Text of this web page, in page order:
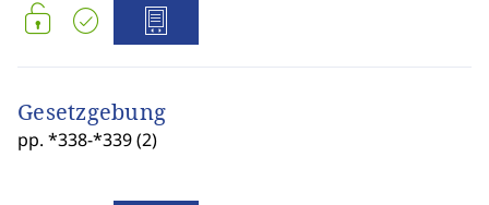
Gesetzgebung
pp. *338-*339 (2)